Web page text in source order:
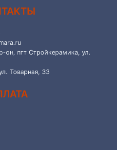
он, пгт Стройкерамика, ул.
Товарная, 33